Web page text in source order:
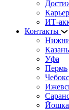
ИТ-
Контакты
Казань
Уфа
Пермь